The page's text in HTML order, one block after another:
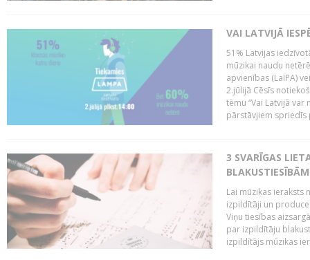
VAI LATVIJĀ
51% Latvijas
mūzikai naudu
apvienības (LaIPA)
2.jūlijā Cēsīs
tēmu “Vai Latvijā
pārstāvjiem spriedīs
3 SVARĪGAS
BLAKUSTIESĪBĀM
Lai mūzikas ieraksts
izpildītāji un
Viņu tiesības
par izpildītāju
izpildītājs mūzikas